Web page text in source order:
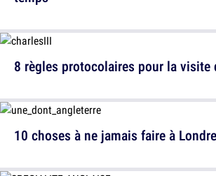
10 choses à ne jamais faire à
8 règles protocolaires pour la visite